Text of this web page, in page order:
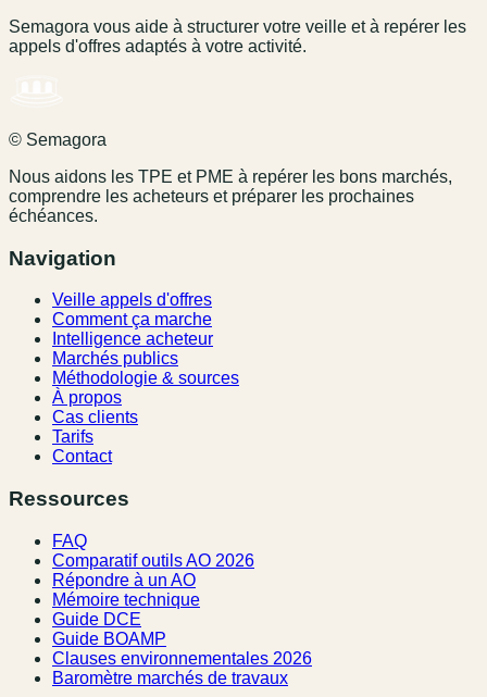
Semagora vous aide à structurer votre veille et à repérer les
appels d'offres adaptés à votre activité.
© Semagora
Nous aidons les TPE et PME à repérer les bons marchés,
comprendre les acheteurs et préparer les prochaines
échéances.
Navigation
Veille appels d'offres
Comment ça marche
Intelligence acheteur
Marchés publics
Méthodologie & sources
À propos
Cas clients
Tarifs
Contact
Ressources
FAQ
Comparatif outils AO 2026
Répondre à un AO
Mémoire technique
Guide DCE
Guide BOAMP
Clauses environnementales 2026
Baromètre marchés de travaux